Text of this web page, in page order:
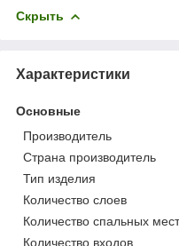
Скрыть
Характеристики
Основные
Производитель
Страна производитель
Тип изделия
Количество слоев
Количество спальных мест
Количество входов